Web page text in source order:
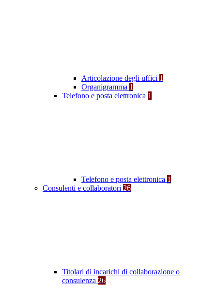
Articolazione degli uffici 1
Organigramma 1
Telefono e posta elettronica 1
Telefono e posta elettronica 1
Consulenti e collaboratori 26
Titolari di incarichi di collaborazione o
consulenza 26